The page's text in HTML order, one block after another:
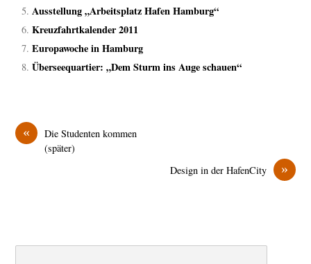
Ausstellung „Arbeitsplatz Hafen Hamburg“
Kreuzfahrtkalender 2011
Europawoche in Hamburg
Überseequartier: „Dem Sturm ins Auge schauen“
«
Die Studenten kommen
(später)
»
Design in der HafenCity